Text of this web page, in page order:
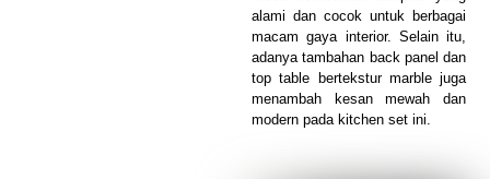
alami dan cocok untuk berbagai
macam gaya interior. Selain itu,
adanya tambahan back panel dan
top table bertekstur marble juga
menambah kesan mewah dan
modern pada kitchen set ini.